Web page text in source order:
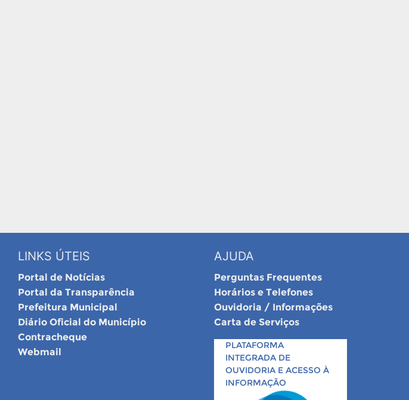
LINKS ÚTEIS
Portal de Notícias
Portal da Transparência
Prefeitura Municipal
Diário Oficial do Município
Contracheque
Webmail
AJUDA
Perguntas Frequentes
Horários e Telefones
Ouvidoria / Informações
Carta de Serviços
PLATAFORMA
INTEGRADA DE
OUVIDORIA E ACESSO À
INFORMAÇÃO